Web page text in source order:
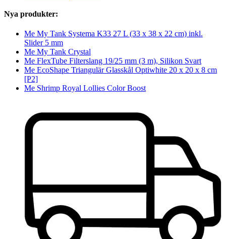
Nya produkter:
Me My Tank Systema K33 27 L (33 x 38 x 22 cm) inkl.
Slider 5 mm
Me My Tank Crystal
Me FlexTube Filterslang 19/25 mm (3 m), Silikon Svart
Me EcoShape Triangulär Glasskål Optiwhite 20 x 20 x 8 cm
[P2]
Me Shrimp Royal Lollies Color Boost